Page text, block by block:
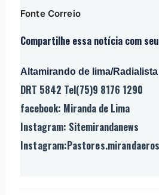
Fonte Correio
Compartilhe essa notícia com
Altamirando de lima/Radialista
DRT 5842 Tel(75)9 8176 1290
facebook: Miranda de Lima
Instagram: Sitemirandanews